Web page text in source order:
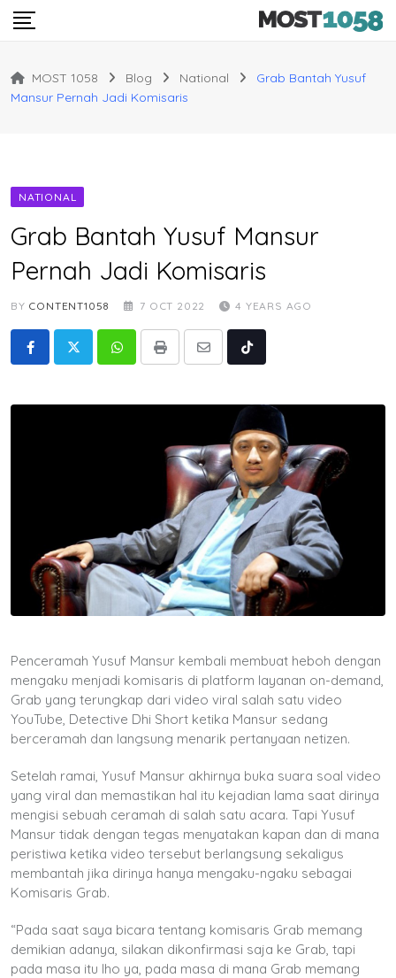
Skip
MOST 1058 Blog National
Grab Bantah Yusuf
Mansur Pernah Jadi Komisaris
NATIONAL
Grab Bantah Yusuf Mansur
Pernah Jadi Komisaris
BY CONTENT1058 7 OCT 2022 4 YEARS AGO
WhatsappPrint
Share
Tiktok
Penceramah Yusuf Mansur kembali membuat heboh dengan
mengaku menjadi komisaris di platform layanan on-demand,
Grab yang terungkap dari video viral salah satu video
YouTube, Detective Dhi Short ketika Mansur sedang
berceramah dan langsung menarik pertanyaan netizen.
Setelah ramai, Yusuf Mansur akhirnya buka suara soal video
yang viral dan memastikan hal itu kejadian lama saat dirinya
mengisi sebuah ceramah di salah satu acara. Tapi Yusuf
Mansur tidak dengan tegas menyatakan kapan dan di mana
peristiwa ketika video tersebut berlangsung sekaligus
membantah jika dirinya hanya mengaku-ngaku sebagai
Komisaris Grab.
“Pada saat saya bicara tentang komisaris Grab memang
demikian adanya, silakan dikonfirmasi saja ke Grab, tapi
pada masa itu lho ya, pada masa di mana Grab memang